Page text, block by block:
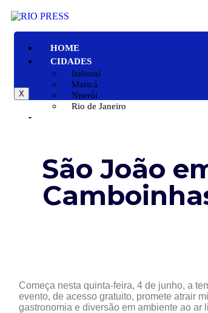
HOME
CIDADES
Itaboraí
Maricá
Niterói
Rio de Janeiro
POLÍCIA
ENTRETENIMENTO
COLUNAS
X
São João
Começa nesta quinta-feira, 4 de junho, a
evento, de acesso gratuito, promete atrair
gastronomia e diversão em ambiente ao ar